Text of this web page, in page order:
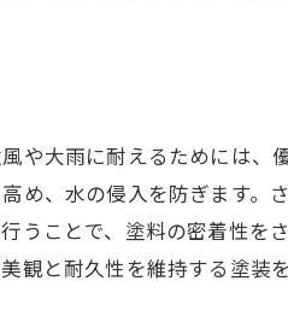
や大雨に耐えるためには、
め、水の侵入を防ぎます。
うことで、塗料の密着性を
観と耐久性を維持する塗装